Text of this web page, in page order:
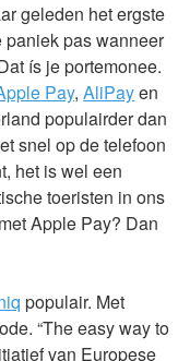
geleden het ergste
paniek pas wanneer
ís je portemonee.
Pay,AliPayen
populairder dan
snel op de telefoon
het is wel een
toeristen in ons
Apple Pay? Dan
populair. Met
“The easy way to
van Europese